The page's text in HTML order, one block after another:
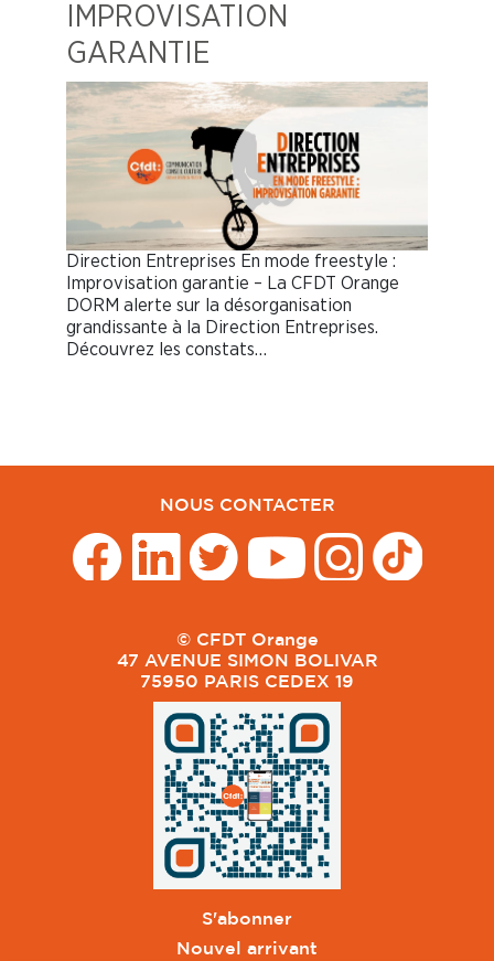
IMPROVISATION
GARANTIE
Direction Entreprises En mode freestyle :
Improvisation garantie – La CFDT Orange
DORM alerte sur la désorganisation
grandissante à la Direction Entreprises.
Découvrez les constats…
NOUS CONTACTER
© CFDT Orange
47 AVENUE SIMON BOLIVAR
75950 PARIS CEDEX 19
S'abonner
Nouvel arrivant